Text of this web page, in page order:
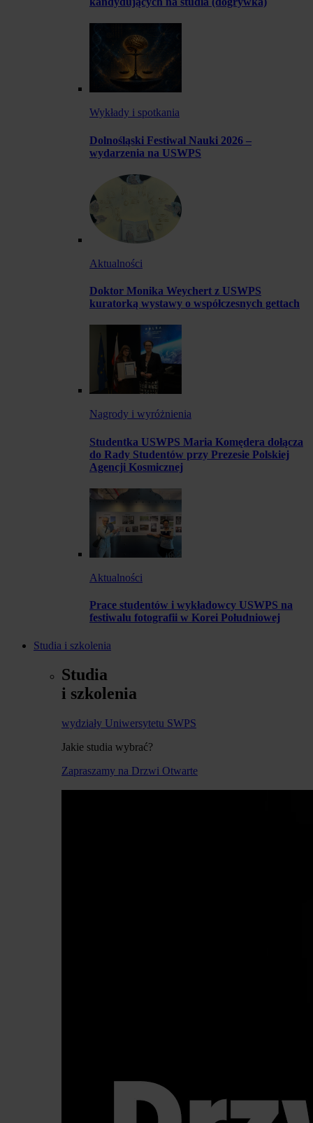
Wykłady i spotkania
Dolnośląski Festiwal Nauki 2026 –
wydarzenia na USWPS
Aktualności
Doktor Monika Weychert z USWPS
kuratorką wystawy o współczesnych gettach
Nagrody i wyróżnienia
Studentka USWPS Maria Komędera dołącza
do Rady Studentów przy Prezesie Polskiej
Agencji Kosmicznej
Aktualności
Prace studentów i wykładowcy USWPS na
festiwalu fotografii w Korei Południowej
Studia i szkolenia
Studia
i szkolenia
wydziały Uniwersytetu SWPS
Jakie studia wybrać?
Zapraszamy na Drzwi Otwarte